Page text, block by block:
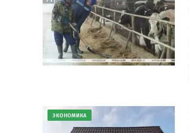
ЭКОНОМИКА